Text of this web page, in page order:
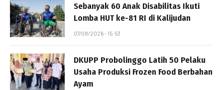
Sebanyak 60 Anak Disabilitas Ikuti
Lomba HUT ke-81 RI di Kalijudan
07/08/2026 - 15:53
DKUPP Probolinggo Latih 50 Pelaku
Usaha Produksi Frozen Food Berbahan
Ayam